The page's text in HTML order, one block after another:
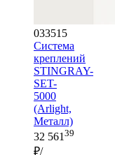
033515
Система
креплений
STINGRAY-
SET-
5000
(Arlight,
Металл)
32 561 39
₽/